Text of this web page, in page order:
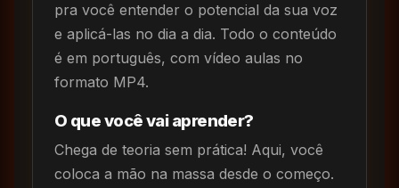
pra você entender o potencial da sua voz
e aplicá-las no dia a dia. Todo o conteúdo
é em português, com vídeo aulas no
formato MP4.
O que você vai aprender?
Chega de teoria sem prática! Aqui, você
coloca a mão na massa desde o começo.